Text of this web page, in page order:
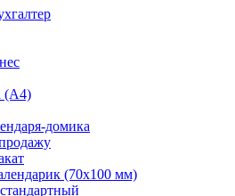
(А4)
домика
(70х100 мм)